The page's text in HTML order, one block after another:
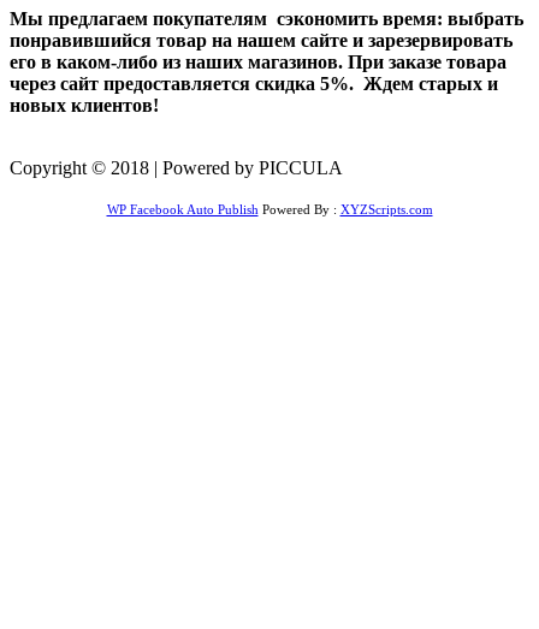
Мы предлагаем покупателям сэкономить время: выбрать
понравившийся товар на нашем сайте и зарезервировать
его в каком-либо из наших магазинов. При заказе товара
через сайт предоставляется скидка 5%. Ждем старых и
новых клиентов!
Copyright © 2018 | Powered by PICCULA
WP Facebook Auto Publish Powered By : XYZScripts.com